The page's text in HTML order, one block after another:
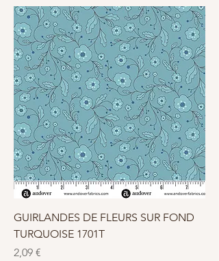
GUIRLANDES DE FLEURS SUR FOND
TURQUOISE 1701T
Prix
2,09 €